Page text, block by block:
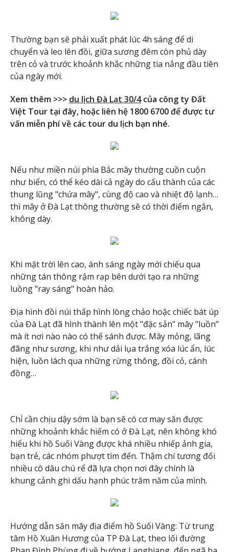
Thường bạn sẽ phải xuất phát lúc 4h sáng để di
chuyển và leo lên đồi, giữa sương đêm còn phủ dày
trên cỏ và trước khoảnh khắc những tia nắng đầu tiên
của ngày mới.
Xem thêm >>> du lịch Đà Lạt 30/4của công ty Đất
Việt Tour tại đây, hoặc liên hệ 1800 6700 để được tư
vấn miễn phí về các tour du lịch bạn nhé.
Nếu như miền núi phía Bắc mây thường cuồn cuộn
như biển, có thể kéo dài cả ngày do cấu thành của các
thung lũng "chứa mây", cùng độ cao và nhiệt độ lạnh…
thì mây ở Đà Lạt thông thường sẽ có thời điểm ngắn,
không dày.
Khi mặt trời lên cao, ánh sáng ngày mới chiếu qua
những tán thông rậm rạp bên dưới tạo ra những
luồng "ray sáng" hoàn hảo​.
Địa hình đồi núi thấp hình lòng chảo hoặc chiếc bát úp
của Đà Lạt đã hình thành lên một "đặc sản" mây "luồn"
mà ít nơi nào nào có thể sánh được. Mây mỏng, lãng
đãng như sương, khi như dải lụa trắng xóa lúc ẩn, lúc
hiện, luồn lách qua những rừng thông, đồi cỏ, cánh
đồng…
Chỉ cần chịu dậy sớm là bạn sẽ có cơ may săn được
những khoảnh khắc hiếm có ở Đà Lạt, nên không khó
hiểu khi hồ Suối Vàng được khá nhiều nhiếp ảnh gia,
bạn trẻ, các nhóm phượt tìm đến. Thậm chí tương đối
nhiều cô dâu chú rể đã lựa chọn nơi đây chính là
khung cảnh ghi dấu hạnh phúc trăm năm của mình.
Hướng dẫn săn mây địa điểm hồ Suối Vàng: Từ trung
tâm Hồ Xuân Hương của TP Đà Lạt, theo lối đường